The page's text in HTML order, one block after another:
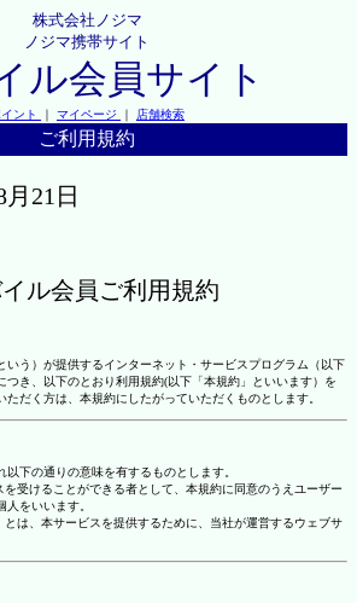
株式会社ノジマ
ノジマ携帯サイト
ル会員サイト
ント ｜ マイページ ｜ 店舗検索
ご利用規約
21日
ル会員ご利用規約
いう）が提供するインターネット・サービスプログラム（以下
つき、以下のとおり利用規約(以下「本規約」といいます）を
だく方は、本規約にしたがっていただくものとします。
下の通りの意味を有するものとします。
受けることができる者として、本規約に同意のうえユーザー
をいいます。
は、本サービスを提供するために、当社が運営するウェブサ